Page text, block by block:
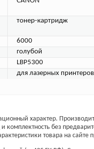
тонер-картридж
6000
голубой
LBP5300
для лазерных
характер.
комплектность без
товара на сайте